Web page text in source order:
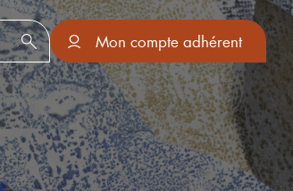
Mon compte adhérent